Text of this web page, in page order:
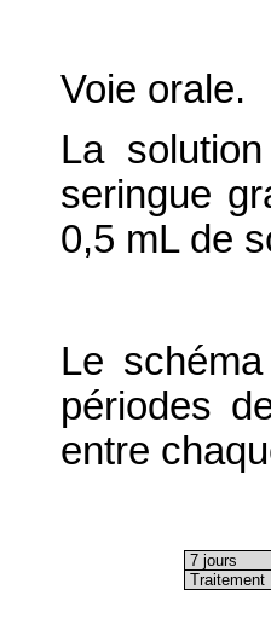
Voie orale.
La
seringue
0,5 mL de
Le
périodes
entre
7 jours
Traitement